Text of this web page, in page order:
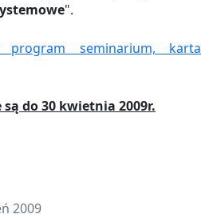
".
program seminarium, karta
do 30 kwietnia 2009r.
2009